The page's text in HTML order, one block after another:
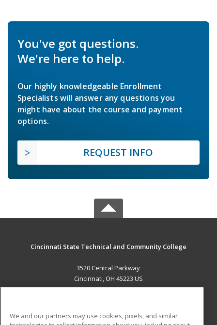
You've got questions.
We're here to help.
Our highly knowledgeable Enrollment
Specialists will answer any questions you
might have about the course and payment
options.
REQUEST INFO
Cincinnati State Technical and Community College
3520 Central Parkway
Cincinnati, OH 45223 US
We and our partners may use cookies, pixels, and similar